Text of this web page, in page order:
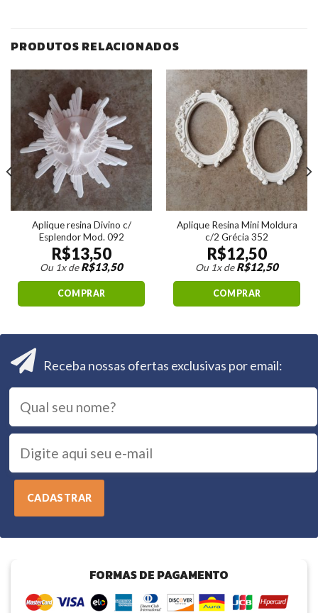
PRODUTOS RELACIONADOS
Aplique resina Divino c/
Esplendor Mod. 092
R$13,50
Ou 1x deR$13,50
COMPRAR
Aplique Resina Mini Moldura
c/2 Grécia 352
R$12,50
Ou 1x deR$12,50
COMPRAR
Receba nossas ofertas exclusivas por email:
FORMAS DE PAGAMENTO